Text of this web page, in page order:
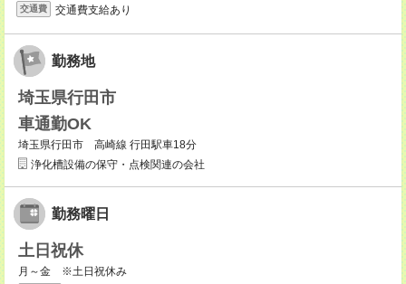
交通費 交通費支給あり
勤務地
埼玉県行田市
車通勤OK
埼玉県行田市 高崎線 行田駅車18分
浄化槽設備の保守・点検関連の会社
勤務曜日
土日祝休
月～金 ※土日祝休み